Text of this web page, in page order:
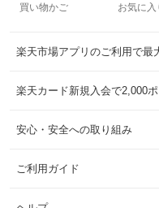
買い物かご お気に入
楽天市場アプリのご利用で最
楽天カード新規入会で2,000ポ
安心・安全への取り組み
ご利用ガイド